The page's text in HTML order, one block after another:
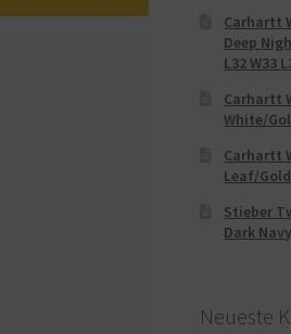
Carhartt
Deep
L32 W33
Carhartt
White/
Carhartt
Leaf/Gold
Stieber
Dark
Neueste